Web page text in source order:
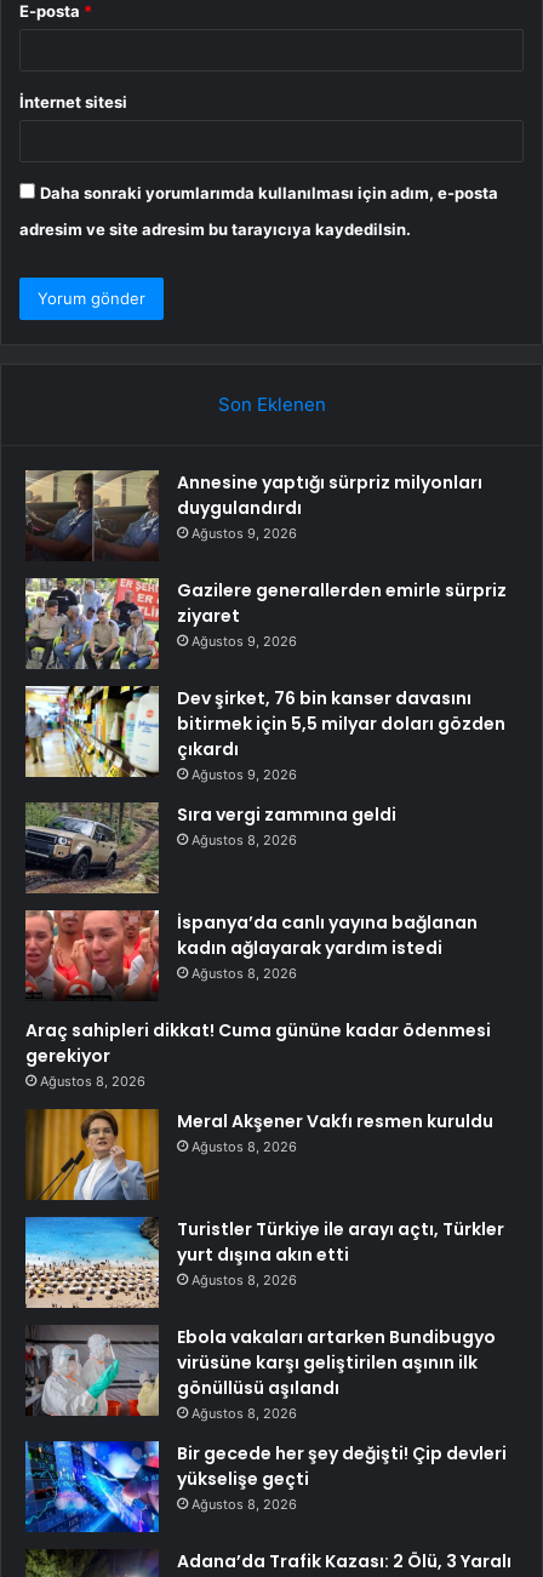
E-posta *
İnternet sitesi
Daha sonraki yorumlarımda kullanılması için adım, e-posta
adresim ve site adresim bu tarayıcıya kaydedilsin.
Son Eklenen
Annesine yaptığı sürpriz milyonları
duygulandırdı
Ağustos 9, 2026
Gazilere generallerden emirle sürpriz
ziyaret
Ağustos 9, 2026
Dev şirket, 76 bin kanser davasını
bitirmek için 5,5 milyar doları gözden
çıkardı
Ağustos 9, 2026
Sıra vergi zammına geldi
Ağustos 8, 2026
İspanya’da canlı yayına bağlanan
kadın ağlayarak yardım istedi
Ağustos 8, 2026
Araç sahipleri dikkat! Cuma gününe kadar ödenmesi
gerekiyor
Ağustos 8, 2026
Meral Akşener Vakfı resmen kuruldu
Ağustos 8, 2026
Turistler Türkiye ile arayı açtı, Türkler
yurt dışına akın etti
Ağustos 8, 2026
Ebola vakaları artarken Bundibugyo
virüsüne karşı geliştirilen aşının ilk
gönüllüsü aşılandı
Ağustos 8, 2026
Bir gecede her şey değişti! Çip devleri
yükselişe geçti
Ağustos 8, 2026
Adana’da Trafik Kazası: 2 Ölü, 3 Yaralı